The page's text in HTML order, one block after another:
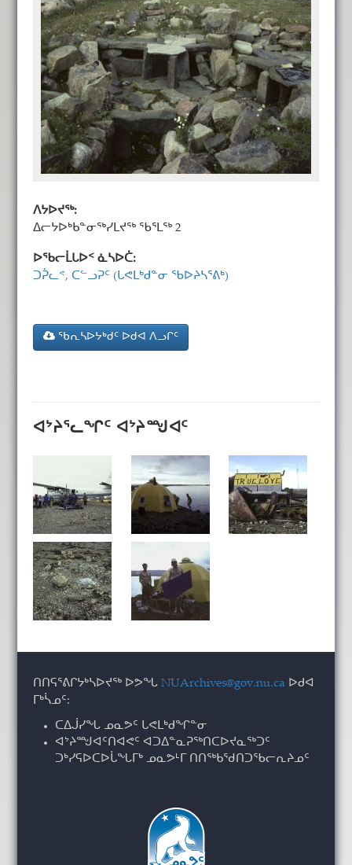
ᐱᔭᐅᔪᖅ:
ᐃᓕᔭᐅᒃᑲᓐᓂᖅᓯᒪᔪᖅ ᖃᕐᒪᖅ 2
ᐅᖃᓕᒫᒐᐅᑉ ᓈᓴᐅᑖ:
ᑐᕉᓚᕝ, ᑕᓪᓗᕈᑦ (ᒐᕙᒪᒃᑯᓐᓂ ᖃᐅᔨᓴᕐᕕᒃ)
ᖃᕆᓴᐅᔭᒃᑯᑦ ᐅᑯᐊ ᐱᓗᒋᑦ
ᐊᔾᔨᕐᓚᖏᑦ ᐊᔾᔨᙳᐊᑦ
ᑎᑎᕋᕐᕕᒋᔭᒃᓴᐅᔪᖅ ᐅᕗᖓNUArchives@gov.nu.ca ᐅᑯᐊ
ᒥᒃᓵᓄᑦ:
ᑕᐃᒎᓯᖓ ᓄᓇᕗᑦ ᒐᕙᒪᒃᑯᖏᓐᓂ
ᐊᔾᔨᙳᐊᑦᑎᐊᕙᑦ ᐊᑐᐃᓐᓇᕈᖅᑎᑕᐅᔪᓇᖅᑐᑦ
ᑐᒃᓯᕋᐅᑕᐅᒑᖓᒥᒃ ᓄᓇᕗᒻᒥ ᑎᑎᖅᑲᖁᑎᑐᖃᓕᕆᔨᓄᑦ